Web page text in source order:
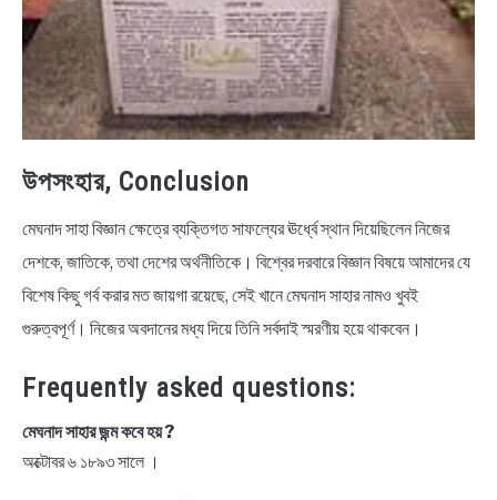
উপসংহার, Conclusion
মেঘনাদ সাহা বিজ্ঞান ক্ষেত্রে ব্যক্তিগত সাফল্যের ঊর্ধ্বে স্থান দিয়েছিলেন নিজের
দেশকে, জাতিকে, তথা দেশের অর্থনীতিকে। বিশ্বের দরবারে বিজ্ঞান বিষয়ে আমাদের যে
বিশেষ কিছু গর্ব করার মত জায়গা রয়েছে, সেই খানে মেঘনাদ সাহার নামও খুবই
গুরুত্বপূর্ণ। নিজের অবদানের মধ্য দিয়ে তিনি সর্বদাই স্মরণীয় হয়ে থাকবেন।
Frequently asked questions:
মেঘনাদ সাহার জন্ম কবে হয় ?
অক্টোবর ৬ ১৮৯৩ সালে ।